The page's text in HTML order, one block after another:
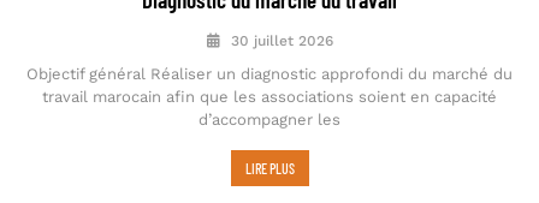
30 juillet 2026
Objectif général Réaliser un diagnostic approfondi du marché du
travail marocain afin que les associations soient en capacité
d’accompagner les
LIRE PLUS